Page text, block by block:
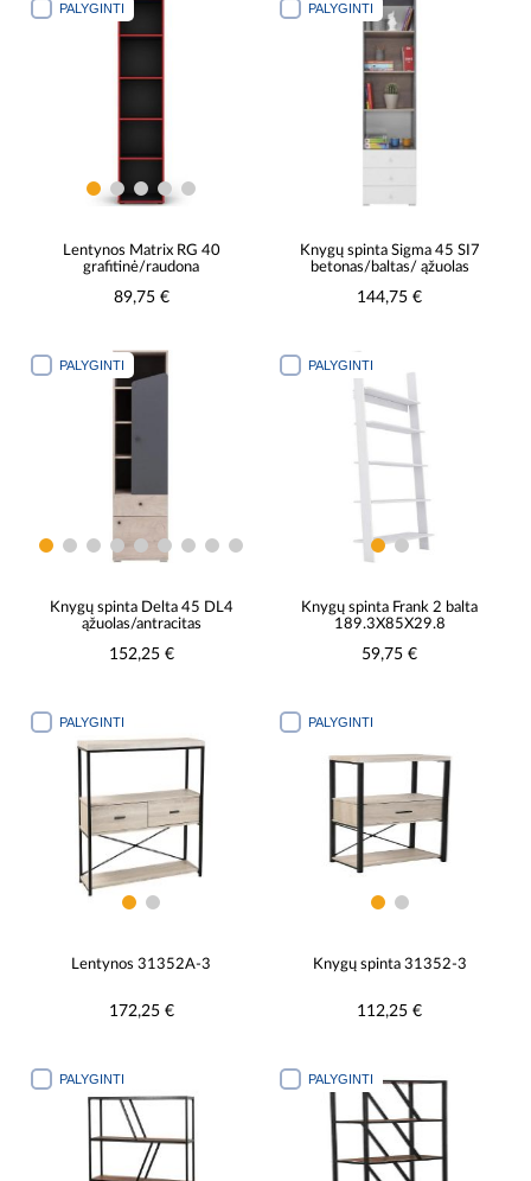
PALYGINTI
Lentynos Matrix RG 40
grafitinė/raudona
89,75 €
PALYGINTI
Knygų spinta Sigma 45 SI7
betonas/baltas/ ąžuolas
144,75 €
PALYGINTI
Knygų spinta Delta 45 DL4
ąžuolas/antracitas
152,25 €
PALYGINTI
Knygų spinta Frank 2 balta
189.3X85X29.8
59,75 €
PALYGINTI
Lentynos 31352A-3
172,25 €
PALYGINTI
Knygų spinta 31352-3
112,25 €
PALYGINTI PALYGINTI